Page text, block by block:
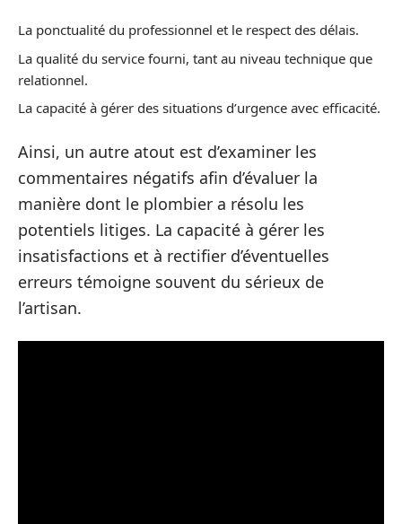
La ponctualité du professionnel et le respect des délais.
La qualité du service fourni, tant au niveau technique que
relationnel.
La capacité à gérer des situations d’urgence avec efficacité.
Ainsi, un autre atout est d’examiner les
commentaires négatifs afin d’évaluer la
manière dont le plombier a résolu les
potentiels litiges. La capacité à gérer les
insatisfactions et à rectifier d’éventuelles
erreurs témoigne souvent du sérieux de
l’artisan.